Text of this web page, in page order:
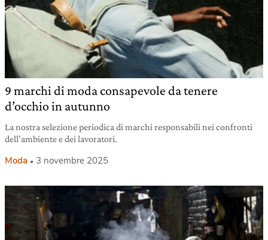
9 marchi di moda consapevole da tenere
d’occhio in autunno
La nostra selezione periodica di marchi responsabili nei confronti
dell’ambiente e dei lavoratori.
Moda 3 novembre 2025